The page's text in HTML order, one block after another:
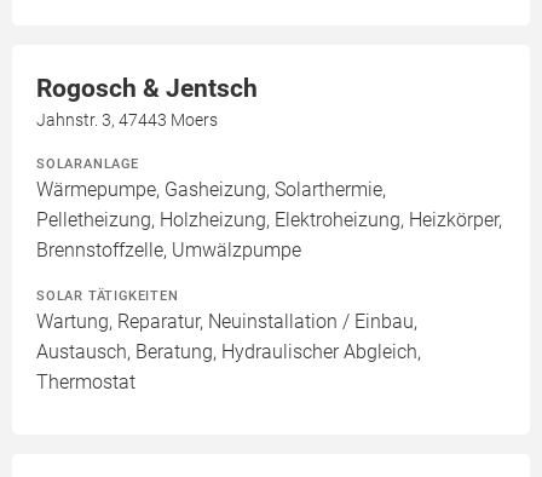
Rogosch & Jentsch
Jahnstr. 3, 47443 Moers
SOLARANLAGE
Wärmepumpe, Gasheizung, Solarthermie,
Pelletheizung, Holzheizung, Elektroheizung, Heizkörper,
Brennstoffzelle, Umwälzpumpe
SOLAR TÄTIGKEITEN
Wartung, Reparatur, Neuinstallation / Einbau,
Austausch, Beratung, Hydraulischer Abgleich,
Thermostat